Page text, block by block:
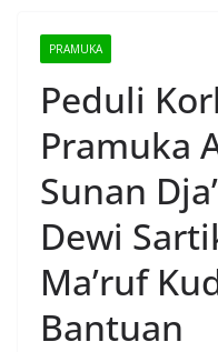
PRAMUKA
Peduli
Pramuka
Sunan
Dewi
Ma’ruf
Bantuan